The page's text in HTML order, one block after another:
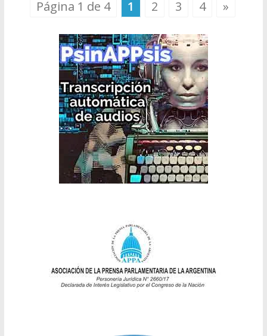
Página 1 de 4 1 2 3 4 »